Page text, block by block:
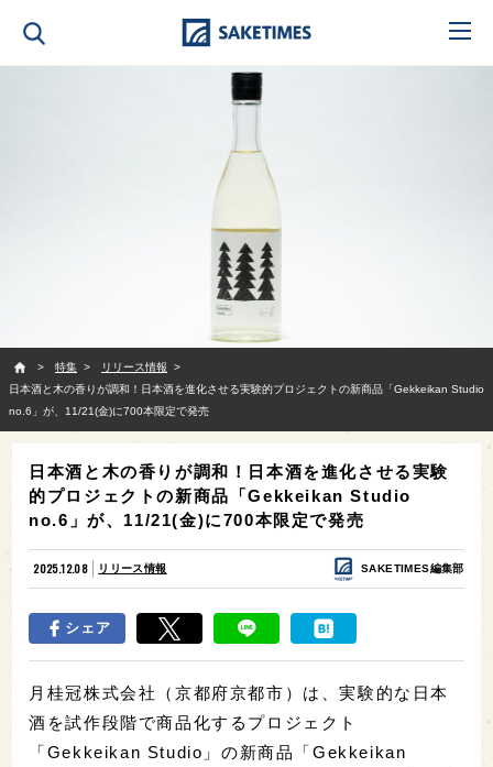
特集
リリース情報
日本酒と木の香りが調和！日本酒を進化させる実験的プロジェクトの新商品「Gekkeikan Studio
no.6」が、11/21(金)に700本限定で発売
日本酒と木の香りが調和！日本酒を進化させる実験
的プロジェクトの新商品「Gekkeikan Studio
no.6」が、11/21(金)に700本限定で発売
2025.12.08 リリース情報 SAKETIMES編集部
シェア
月桂冠株式会社（京都府京都市）は、実験的な日本
酒を試作段階で商品化するプロジェクト
「Gekkeikan Studio」の新商品「Gekkeikan